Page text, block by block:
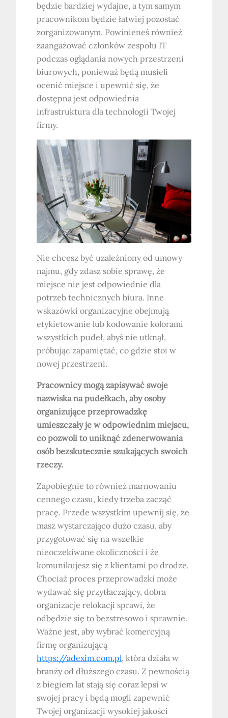
będzie bardziej wydajne, a tym samym
pracownikom będzie łatwiej pozostać
zorganizowanym. Powinieneś również
zaangażować członków zespołu IT
podczas oglądania nowych przestrzeni
biurowych, ponieważ będą musieli
ocenić miejsce i upewnić się, że
dostępna jest odpowiednia
infrastruktura dla technologii Twojej
firmy.
Nie chcesz być uzależniony od umowy
najmu, gdy zdasz sobie sprawę, że
miejsce nie jest odpowiednie dla
potrzeb technicznych biura. Inne
wskazówki organizacyjne obejmują
etykietowanie lub kodowanie kolorami
wszystkich pudeł, abyś nie utknął,
próbując zapamiętać, co gdzie stoi w
nowej przestrzeni.
Pracownicy mogą zapisywać swoje
nazwiska na pudełkach, aby osoby
organizujące przeprowadzkę
umieszczały je w odpowiednim miejscu,
co pozwoli to uniknąć zdenerwowania
osób bezskutecznie szukających swoich
rzeczy.
Zapobiegnie to również marnowaniu
cennego czasu, kiedy trzeba zacząć
pracę. Przede wszystkim upewnij się, że
masz wystarczająco dużo czasu, aby
przygotować się na wszelkie
nieoczekiwane okoliczności i że
komunikujesz się z klientami po drodze.
Chociaż proces przeprowadzki może
wydawać się przytłaczający, dobra
organizacje relokacji sprawi, że
odbędzie się to bezstresowo i sprawnie.
Ważne jest, aby wybrać komercyjną
firmę organizującą
https://adexim.com.pl, która działa w
branży od dłuższego czasu. Z pewnością
z biegiem lat stają się coraz lepsi w
swojej pracy i będą mogli zapewnić
Twojej organizacji wysokiej jakości